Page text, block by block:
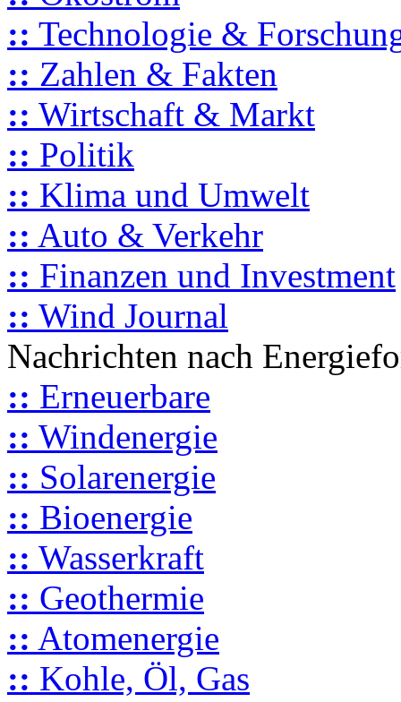
:: Technologie &
:: Zahlen & Fakten
:: Wirtschaft & Markt
:: Politik
:: Klima und Umwelt
:: Auto & Verkehr
:: Finanzen und Investment
:: Wind Journal
Nachrichten nach
:: Erneuerbare
:: Windenergie
:: Solarenergie
:: Bioenergie
:: Wasserkraft
:: Geothermie
:: Atomenergie
:: Kohle, Öl, Gas